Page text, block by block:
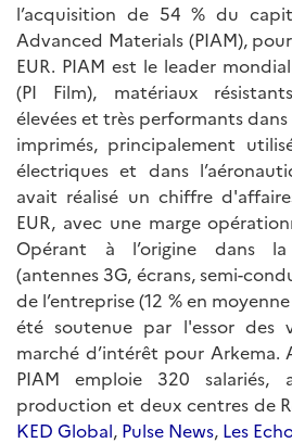
l’acquisition de 54 % du
Advanced Materials (PIAM),
EUR. PIAM est le leader
(PI Film), matériaux
élevées et très performants
imprimés, principalement
électriques et dans
avait réalisé un chiffre
EUR, avec une marge
Opérant à l’origine dans
(antennes 3G, écrans, semi-
de l’entreprise (12 % en
été soutenue par l'essor des
marché d’intérêt pour Arkema.
PIAM emploie 320 salariés,
production et deux centres de
KED Global, Pulse News, Les